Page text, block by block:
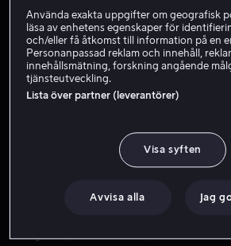
Hyr 49 kr
Köp 109 kr
En kvinna lider av depression och
En kvinna lider av depression och
olycklig kärleksaffär och en abort.
förflutna, vilket leder till en kris med
Använda exakta uppgifter om geografisk
läsa av enhetens egenskaper för
och/eller få åtkomst till information på en
Personanpassad reklam och innehåll,
innehållsmätning, forskning angående
tjänsteutveckling.
Lista över partner (leverantörer)
Visa syften
Avvisa alla Jag